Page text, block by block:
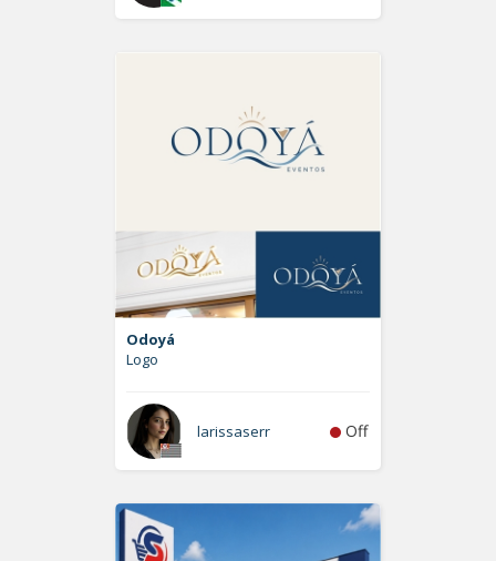
Odoyá
Logo
larissaserr Off